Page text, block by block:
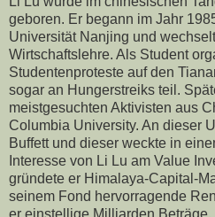
geboren. Er begann im Jahr
Universität Nanjing und
Wirtschaftslehre. Als Student
Studentenproteste auf den
sogar an Hungerstreiks teil.
meistgesuchten Aktivisten aus
Columbia University. An dieser
Buffett und dieser weckte in
Interesse von Li Lu am Value
gründete er Himalaya-Capital-
seinem Fond hervorragende